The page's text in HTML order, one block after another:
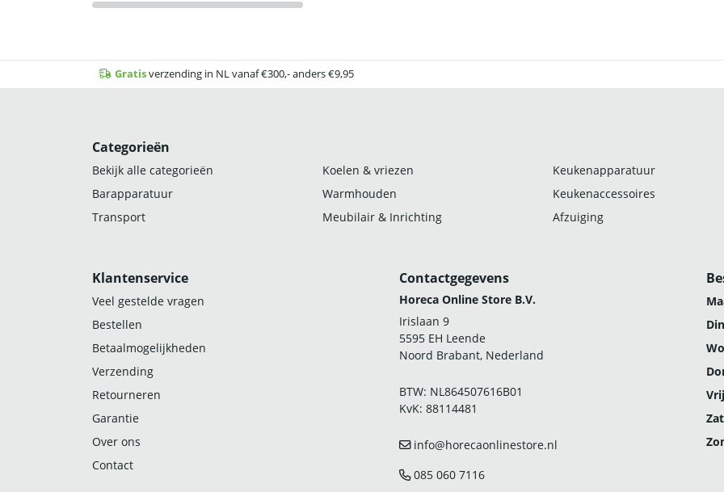
Gratisverzending in NL vanaf €300,- anders €9,95
Categorieën
Bekijk alle categorieën Koelen & vriezen Keukenapparatuur
Barapparatuur
Warmhouden Keukenaccessoires
Transport
Meubilair & Inrichting Afzuiging
Klantenservice
Veel gestelde vragen
Bestellen
Betaalmogelijkheden
Verzending
Retourneren
Garantie
Over ons
Contact
Contactgegevens
Horeca Online Store B.V.
Irislaan 9
5595 EH Leende
Noord Brabant, Nederland
BTW: NL864507616B01
KvK: 88114481
info@horecaonlinestore.nl
085 060 7116